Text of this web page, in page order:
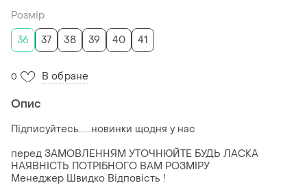
Розмір
36
37 38 39 40 41
0 В обране
Опис
Підписуйтесь......новинки щодня у нас
перед ЗАМОВЛЕННЯМ УТОЧНЮЙТЕ БУДЬ ЛАСКА
НАЯВНІСТЬ ПОТРІБНОГО ВАМ РОЗМІРУ
Менеджер Швидко Відповість !